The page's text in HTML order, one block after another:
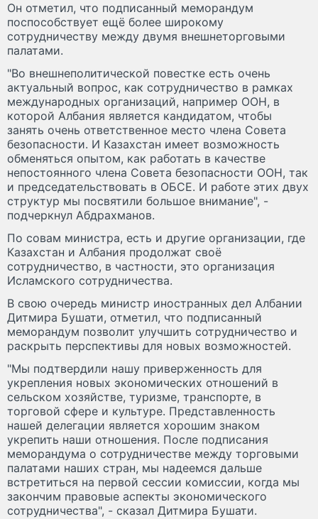
Он отметил, что подписанный меморандум
поспособствует ещё более широкому
сотрудничеству между двумя внешнеторговыми
палатами.
"Во внешнеполитической повестке есть очень
актуальный вопрос, как сотрудничество в рамках
международных организаций, например ООН, в
которой Албания является кандидатом, чтобы
занять очень ответственное место члена Совета
безопасности. И Казахстан имеет возможность
обменяться опытом, как работать в качестве
непостоянного члена Совета безопасности ООН, так
и председательствовать в ОБСЕ. И работе этих двух
структур мы посвятили большое внимание", -
подчеркнул Абдрахманов.
По совам министра, есть и другие организации, где
Казахстан и Албания продолжат своё
сотрудничество, в частности, это организация
Исламского сотрудничества.
В свою очередь министр иностранных дел Албании
Дитмира Бушати, отметил, что подписанный
меморандум позволит улучшить сотрудничество и
раскрыть перспективы для новых возможностей.
"Мы подтвердили нашу приверженность для
укрепления новых экономических отношений в
сельском хозяйстве, туризме, транспорте, в
торговой сфере и культуре. Представленность
нашей делегации является хорошим знаком
укрепить наши отношения. После подписания
меморандума о сотрудничестве между торговыми
палатами наших стран, мы надеемся дальше
встретиться на первой сессии комиссии, когда мы
закончим правовые аспекты экономического
сотрудничества", - сказал Дитмира Бушати.